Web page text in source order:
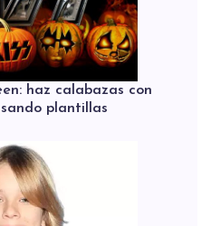
haz calabazas con
plantillas